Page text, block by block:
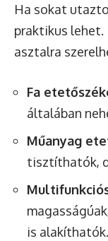
Ha sokat
praktikus lehet.
asztalra
Fa
általában
Műanyag
tisztíthatók,
is alakíthatók.